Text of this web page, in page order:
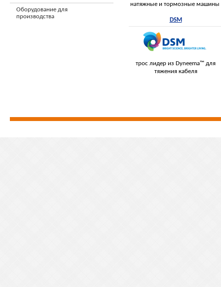
Оборудование для
производства
натяжные и тормозные машины
DSM
трос лидер из Dyneema™ для
тяжения кабеля